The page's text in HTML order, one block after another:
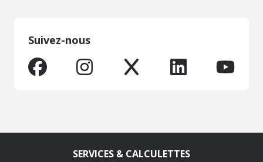
Suivez-nous
SERVICES & CALCULETTES